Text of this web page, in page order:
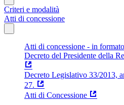
Criteri e modalità
Atti di concessione
Atti di concessione - in
Decreto del Presidente della
Decreto Legislativo 33/2013,
27.
Atti di Concessione